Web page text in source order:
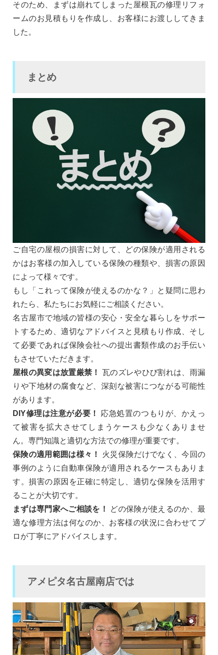
そのため、まずは崩れてしまった屋根瓦の修理リフォ
ームのお見積もりを作成し、お客様にお渡ししてきま
した。
まとめ
ご自宅の屋根の損害に対して、どの保険が適用される
かはお客様の加入している保険の種類や、損害の原因
によって様々です。
もし「これって保険が使えるのかな？」と疑問に思わ
れたら、私たちにお気軽にご相談ください。
名古屋市で地域の皆様の安心・安全な暮らしをサポー
トするため、適切なアドバイスと見積もり作成、そし
て必要であれば保険会社への提出書類作成のお手伝い
もさせていただきます。
屋根の異変は放置厳禁！
瓦のズレやひび割れは、雨漏
りや下地材の腐食など、深刻な被害につながる可能性
があります。
DIY修理は注意が必要！
応急処置のつもりが、かえっ
て被害を拡大させてしまうケースも少なくありませ
ん。専門知識と適切な方法での修理が重要です。
保険の適用範囲は様々！
火災保険だけでなく、今回の
事例のように自動車保険が適用されるケースもありま
す。損害の原因を正確に特定し、適切な保険を活用す
ることが大切です。
まずは専門家へご相談を！
どの保険が使えるのか、最
適な修理方法は何なのか、お客様の状況に合わせてプ
ロが丁寧にアドバイスします。
アメピタ名古屋南店では